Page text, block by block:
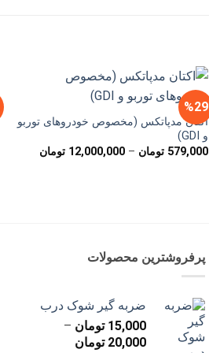
%29
اکتان مدپاتکس (مخصوص خودروهای توربو
و GDI)
579,000 تومان –
12,000,000 تومان
پرفروشترین محصولات
ضربه گیر شوک درب
15,000 تومان –
20,000 تومان